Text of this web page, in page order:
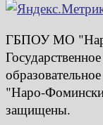
ГБПОУ МО
"Наро-
защищены.